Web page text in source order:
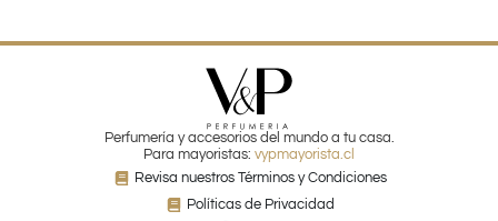
Perfumería y accesorios del mundo a tu casa.
Para mayoristas: vypmayorista.cl
Revisa nuestros Términos y Condiciones
Políticas de Privacidad